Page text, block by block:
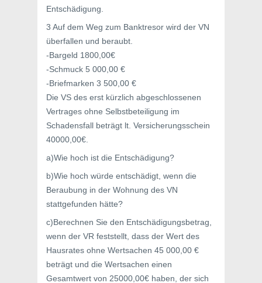
Entschädigung.
3 Auf dem Weg zum Banktresor wird der VN
überfallen und beraubt.
-Bargeld 1800,00€
-Schmuck 5 000,00 €
-Briefmarken 3 500,00 €
Die VS des erst kürzlich abgeschlossenen
Vertrages ohne Selbstbeteiligung im
Schadensfall beträgt lt. Versicherungsschein
40000,00€.
a)Wie hoch ist die Entschädigung?
b)Wie hoch würde entschädigt, wenn die
Beraubung in der Wohnung des VN
stattgefunden hätte?
c)Berechnen Sie den Entschädigungsbetrag,
wenn der VR feststellt, dass der Wert des
Hausrates ohne Wertsachen 45 000,00 €
beträgt und die Wertsachen einen
Gesamtwert von 25000,00€ haben, der sich